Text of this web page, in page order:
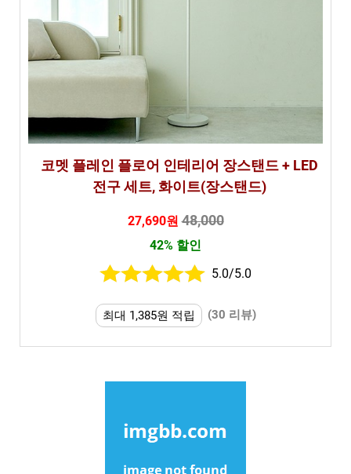
코멧 플레인 플로어 인테리어 장스탠드 + LED
전구 세트, 화이트(장스탠드)
27,690원48,000
42% 할인
5.0/5.0
최대 1,385원 적립 (30 리뷰)